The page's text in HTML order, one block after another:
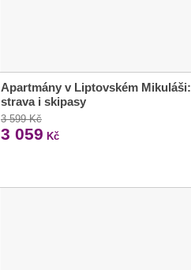
Apartmány v Liptovském Mikuláši:
strava i skipasy
3 599 Kč
3 059 Kč